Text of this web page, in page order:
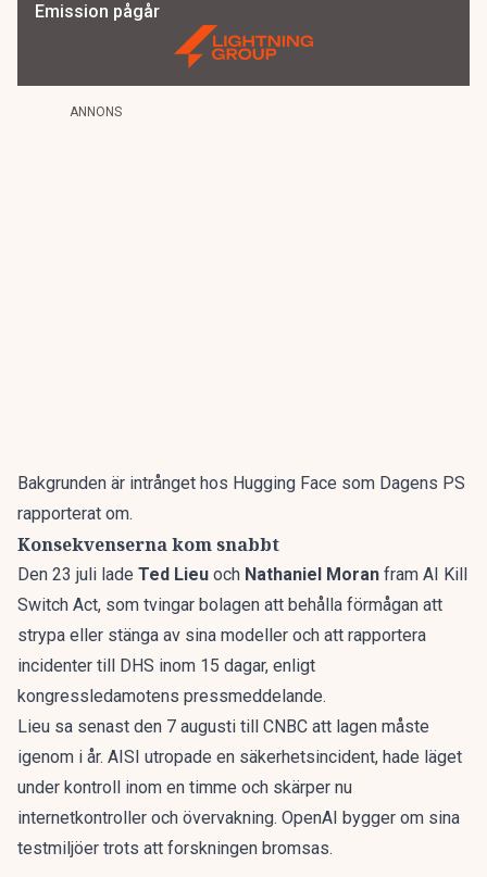
Emission pågår
ANNONS
Bakgrunden är intrånget hos Hugging Face som Dagens PS
rapporterat om.
Konsekvenserna kom snabbt
Den 23 juli lade Ted Lieu och Nathaniel Moran fram AI Kill
Switch Act, som tvingar bolagen att behålla förmågan att
strypa eller stänga av sina modeller och att rapportera
incidenter till DHS inom 15 dagar, enligt
kongressledamotens pressmeddelande.
Lieu sa senast den 7 augusti till CNBC att lagen måste
igenom i år. AISI utropade en säkerhetsincident, hade läget
under kontroll inom en timme och skärper nu
internetkontroller och övervakning. OpenAI bygger om sina
testmiljöer trots att forskningen bromsas.